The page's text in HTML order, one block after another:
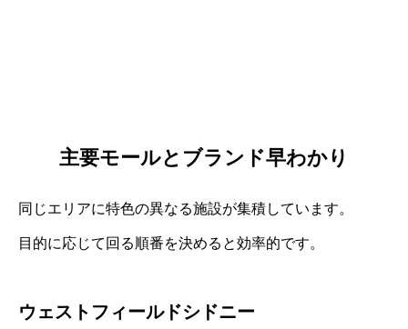
主要モールとブランド早わかり
同じエリアに特色の異なる施設が集積しています。
目的に応じて回る順番を決めると効率的です。
ウェストフィールドシドニー